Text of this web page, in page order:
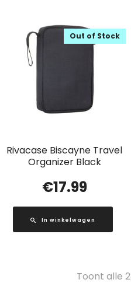
Rivacase Biscayne Travel
Organizer Black
Out of Stock
€17.99
In winkelwagen
Toont alle